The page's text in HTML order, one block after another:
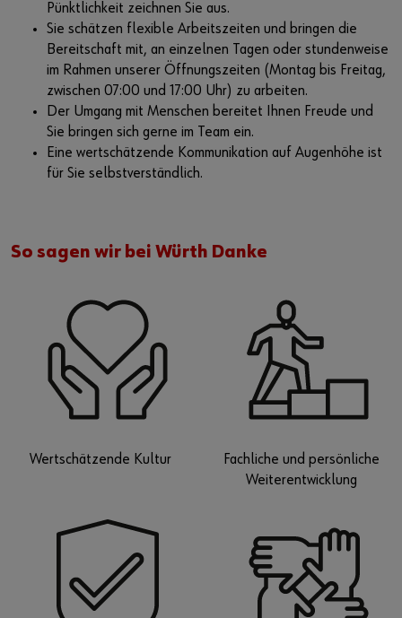
Pünktlichkeit zeichnen Sie aus.
Sie schätzen flexible Arbeitszeiten und bringen die
Bereitschaft mit, an einzelnen Tagen oder stundenweise
im Rahmen unserer Öffnungszeiten (Montag bis Freitag,
zwischen 07:00 und 17:00 Uhr) zu arbeiten.
Der Umgang mit Menschen bereitet Ihnen Freude und
Sie bringen sich gerne im Team ein.
Eine wertschätzende Kommunikation auf Augenhöhe ist
für Sie selbstverständlich.
So sagen wir bei Würth Danke
Wertschätzende Kultur
Fachliche und persönliche
Weiterentwicklung